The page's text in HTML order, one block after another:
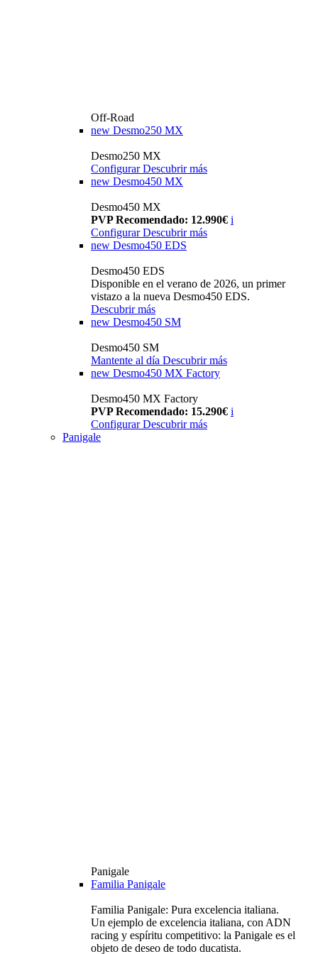
Off-Road
new Desmo250 MX
Desmo250 MX
Configurar Descubrir más
new Desmo450 MX
Desmo450 MX
PVP Recomendado: 12.990€ i
Configurar Descubrir más
new Desmo450 EDS
Desmo450 EDS
Disponible en el verano de 2026, un primer
vistazo a la nueva Desmo450 EDS.
Descubrir más
new Desmo450 SM
Desmo450 SM
Mantente al día Descubrir más
new Desmo450 MX Factory
Desmo450 MX Factory
PVP Recomendado: 15.290€ i
Configurar Descubrir más
Panigale
Panigale
Familia Panigale
Familia Panigale: Pura excelencia italiana.
Un ejemplo de excelencia italiana, con ADN
racing y espíritu competitivo: la Panigale es el
objeto de deseo de todo ducatista.